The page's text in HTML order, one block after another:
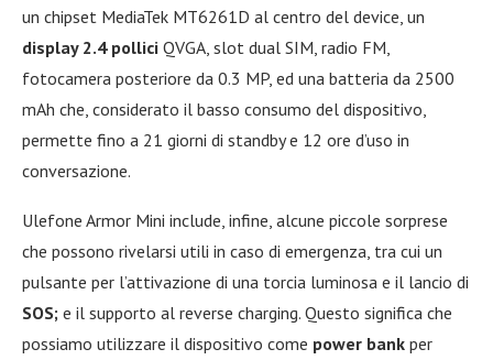
un chipset MediaTek MT6261D al centro del device, un
display 2.4 pollici QVGA, slot dual SIM, radio FM,
fotocamera posteriore da 0.3 MP, ed una batteria da 2500
mAh che, considerato il basso consumo del dispositivo,
permette fino a 21 giorni di standby e 12 ore d’uso in
conversazione.
Ulefone Armor Mini include, infine, alcune piccole sorprese
che possono rivelarsi utili in caso di emergenza, tra cui un
pulsante per l’attivazione di una torcia luminosa e il lancio di
SOS; e il supporto al reverse charging. Questo significa che
possiamo utilizzare il dispositivo come power bank per